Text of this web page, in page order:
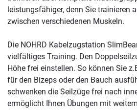
leistungsfähiger, denn Sie trainieren
zwischen verschiedenen Muskeln.
Die NOHRD Kabelzugstation
vielfältiges Training. Den
Höhe frei einstellen. So können Sie
für den Bizeps oder den Bauch
schwenken die Seilzüge frei nach
ermöglicht Ihnen Übungen mit